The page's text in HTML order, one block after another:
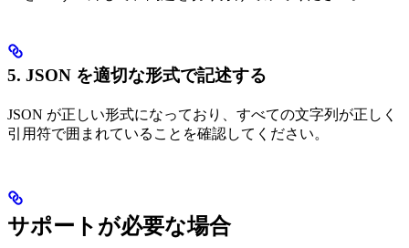
5. JSON を適切な形式で記述する
JSON が正しい形式になっており、すべての文字列が正しく
引用符で囲まれていることを確認してください。
サポートが必要な場合